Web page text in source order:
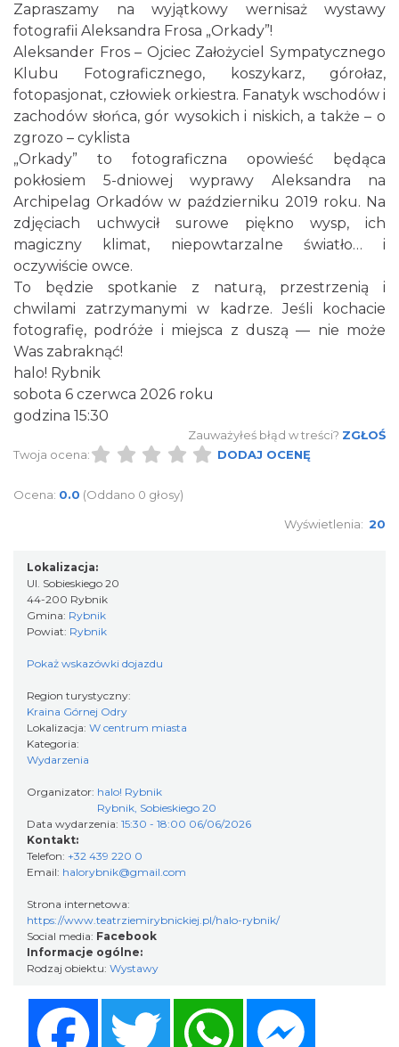
Spotkanie miłośników numizmatów
Rybnik
2026-08-08
0.00 km
Wakacyjne Warsztaty Malarskie "Rybnik -
miasto zieleni"
Rybnik
2026-08-22
0.00 km
Coś z niczego - organizery z tektury, z
DNI OTWARTE w teatrze NA PÓŁ i teatrze
POWROTÓW || REKRUTACJA NA SEZON
26/27
Rybnik
XXVI Powiatowy Rajd Rowerowy
Wodzisław Śląski
Zapraszamy na wyjątkowy wernisaż wystawy
fotografii Aleksandra Frosa „Orkady”!
Aleksander Fros – Ojciec Założyciel Sympatycznego
Klubu Fotograficznego, koszykarz, górołaz,
fotopasjonat, człowiek orkiestra. Fanatyk wschodów i
zachodów słońca, gór wysokich i niskich, a także – o
zgrozo – cyklista
„Orkady” to fotograficzna opowieść będąca
pokłosiem 5-dniowej wyprawy Aleksandra na
Archipelag Orkadów w październiku 2019 roku. Na
zdjęciach uchwycił surowe piękno wysp, ich
magiczny klimat, niepowtarzalne światło… i
oczywiście owce.
To będzie spotkanie z naturą, przestrzenią i
chwilami zatrzymanymi w kadrze. Jeśli kochacie
fotografię, podróże i miejsca z duszą — nie może
Was zabraknąć!
halo! Rybnik
sobota 6 czerwca 2026 roku
godzina 15:30
Zauważyłeś błąd w treści? ZGŁOŚ
Twoja ocena:
DODAJ OCENĘ
Ocena: 0.0 (Oddano 0 głosy)
Wyświetlenia: 20
Lokalizacja:
Ul. Sobieskiego 20
44-200 Rybnik
Gmina: Rybnik
Powiat: Rybnik
Pokaż wskazówki dojazdu
Region turystyczny:
Kraina Górnej Odry
Lokalizacja: W centrum miasta
Kategoria:
Wydarzenia
Organizator: halo! Rybnik
Rybnik, Sobieskiego 20
Data wydarzenia: 15:30 - 18:00 06/06/2026
Kontakt:
Telefon: +32 439 220 0
Email: halorybnik@gmail.com
Strona internetowa:
https://www.teatrziemirybnickiej.pl/halo-rybnik/
Social media: Facebook
Informacje ogólne:
Rodzaj obiektu: Wystawy
Twitter WhatsApp